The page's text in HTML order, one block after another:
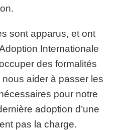
sont apparus, et ont
Internationale
des formalités
aider à passer les
pour notre
adoption d’une
pas la charge.